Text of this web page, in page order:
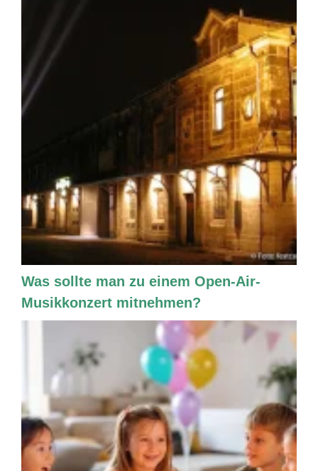
Was sollte man zu einem Open-Air-
Musikkonzert mitnehmen?